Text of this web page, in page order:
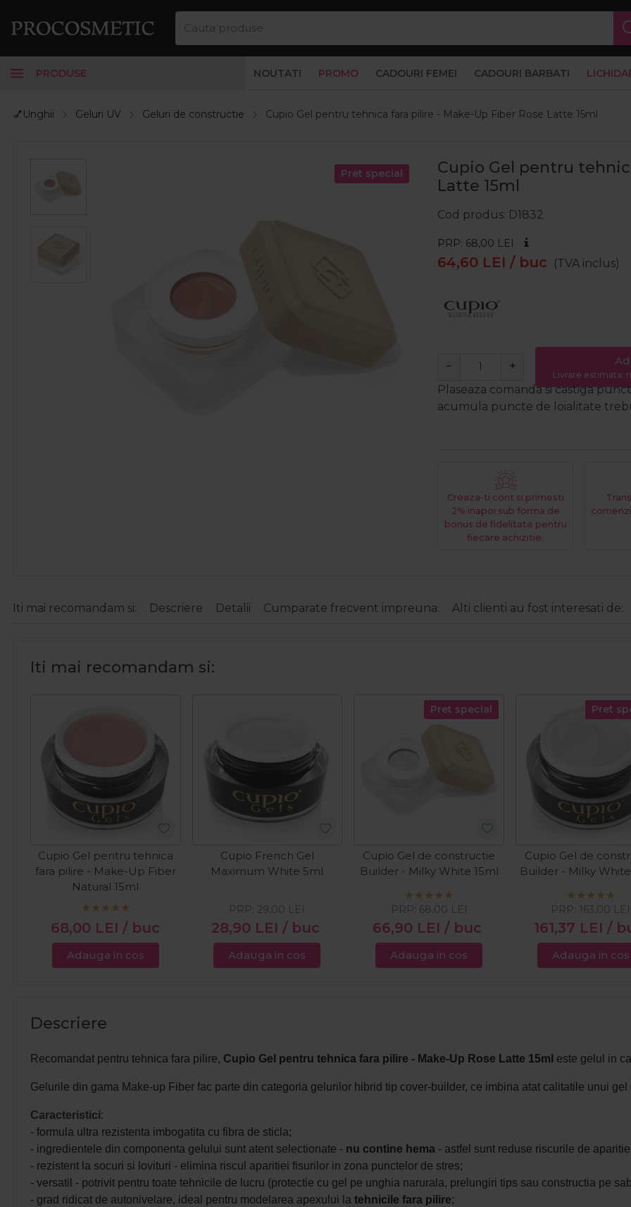
PRODUSE NOUTATI PROMO CADOURI FEMEI CADOURI BARBATI
💅Unghii Geluri UV Geluri de constructie Cupio Gel pentru tehnica fara pilire - Make-Up Fiber Rose Latte 15ml
Pret special
Cupio Gel pentru
Latte 15ml
Cod produs D1832
PRP: 68,00 LEI
64,60 LEI / buc (TVA inclus)
− +
Livrare estimata:
Plaseaza comanda si castiga
acumula puncte de loialitate
Creaza-ti cont si primesti
2% inapoi sub forma de
bonus de fidelitate pentru
fiecare achizitie.
Iti mai recomandam si: Descriere Detalii Cumparate frecvent impreuna: Alti clienti au fost interesati de:
Iti mai recomandam si:
Cupio Gel pentru tehnica
fara pilire - Make-Up Fiber
Natural 15ml
68,00 LEI / buc
Adauga in cos
Cupio French Gel
Maximum White 5ml
28,90 LEI / buc
PRP: 29,00 LEI
Adauga in cos
Pret special
Cupio Gel de constructie
Builder - Milky White 15ml
66,90 LEI / buc
PRP: 68,00 LEI
Adauga in cos
Pret
Cupio Gel de
Builder - Milky
161,37 LEI /
PRP: 163,00 LEI
Adauga in cos
Descriere
Recomandat pentru tehnica fara pilire, Cupio Gel pentru tehnica fara pilire - Make-Up Rose Latte 15ml este gelul in
Gelurile din gama Make-up Fiber fac parte din categoria gelurilor hibrid tip cover-builder, ce imbina atat calitatile unui
Caracteristici:
- formula ultra rezistenta imbogatita cu fibra de sticla;
- ingredientele din componenta gelului sunt atent selectionate - nu contine hema - astfel sunt reduse riscurile de
- rezistent la socuri si lovituri - elimina riscul aparitiei fisurilor in zona punctelor de stres;
- versatil - potrivit pentru toate tehnicile de lucru (protectie cu gel pe unghia narurala, prelungiri tips sau constructia pe
- grad ridicat de autonivelare, ideal pentru modelarea apexului la tehnicile fara pilire;